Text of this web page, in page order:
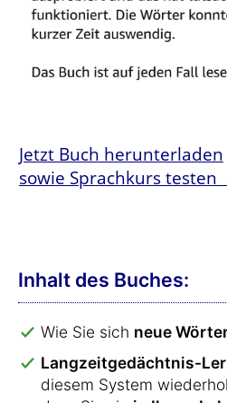
Jetzt Buch herunterladen
sowie Sprachkurs testen
Inhalt des Buches:
Wie Sie sich neue
Langzeitgedächtnis-
diesem System